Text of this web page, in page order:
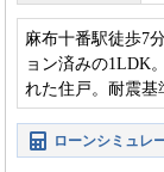
麻布十番駅徒歩7
ョン済みの1LDK
れた住戸。耐震基
アコン付きですぐ
ローンシミュレ